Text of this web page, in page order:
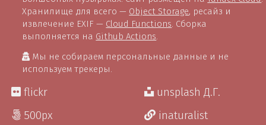
Хранилище для всего — Object Storage, ресайз и
извлечение EXIF — Cloud Functions. Сборка
выполняется на Github Actions.
Мы не собираем персональные данные и не
используем трекеры.
flickr
500px
unsplash Д.Г.
inaturalist